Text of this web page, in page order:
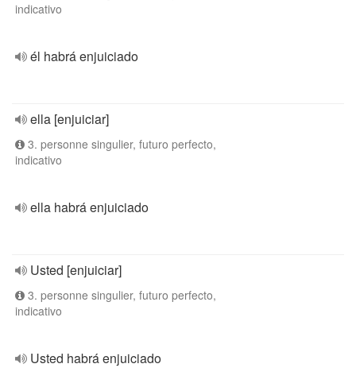
indicativo
él habrá enjuiciado
ella [enjuiciar]
3. personne singulier, futuro perfecto,
indicativo
ella habrá enjuiciado
Usted [enjuiciar]
3. personne singulier, futuro perfecto,
indicativo
Usted habrá enjuiciado